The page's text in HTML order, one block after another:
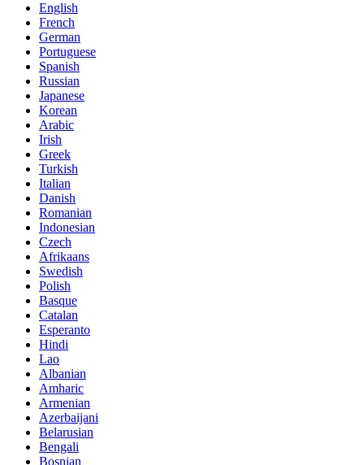
English
French
German
Portuguese
Spanish
Russian
Japanese
Korean
Arabic
Irish
Greek
Turkish
Italian
Danish
Romanian
Indonesian
Czech
Afrikaans
Swedish
Polish
Basque
Catalan
Esperanto
Hindi
Lao
Albanian
Amharic
Armenian
Azerbaijani
Belarusian
Bengali
Bosnian